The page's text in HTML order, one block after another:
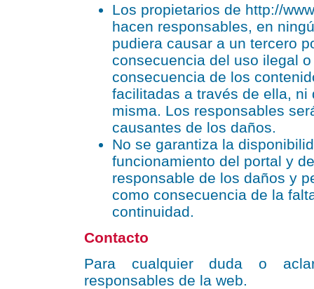
Los propietarios de http://
hacen responsables, en
pudiera causar a un tercero
consecuencia del uso ilegal
consecuencia de los
facilitadas a través de ella,
misma. Los responsables
causantes de los daños.
No se garantiza la
funcionamiento del portal y
responsable de los daños y
como consecuencia de la
continuidad.
Contacto
Para cualquier duda o
responsables de la web.